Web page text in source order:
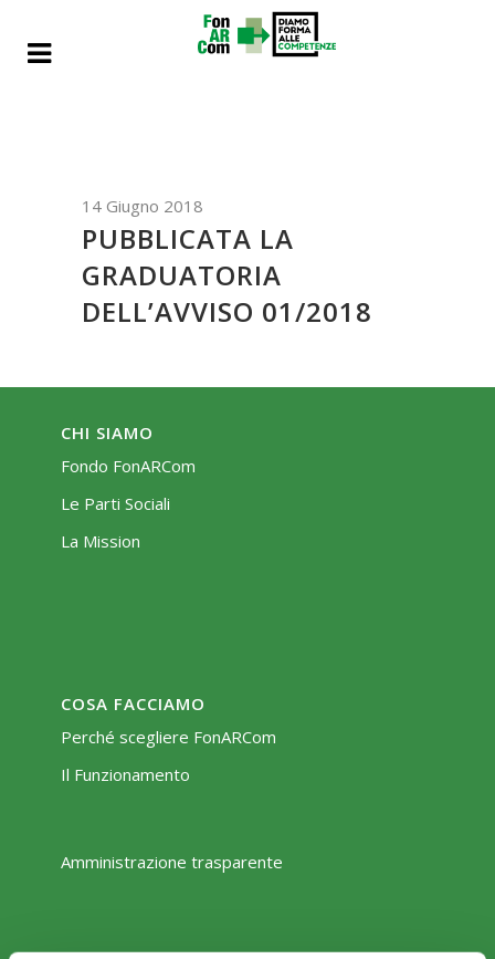
14 Giugno 2018
PUBBLICATA LA
GRADUATORIA
DELL’AVVISO 01/2018
CHI SIAMO
Fondo FonARCom
Le Parti Sociali
La Mission
COSA FACCIAMO
Perché scegliere FonARCom
Il Funzionamento
Amministrazione trasparente